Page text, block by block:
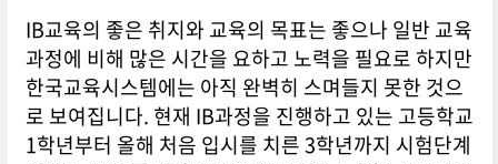
IB교육의 좋은 취지와 교육의 목표는 좋으나 일반 교육
과정에 비해 많은 시간을 요하고 노력을 필요로 하지만
한국교육시스템에는 아직 완벽히 스며들지 못한 것으
로 보여집니다. 현재 IB과정을 진행하고 있는 고등학교
1학년부터 올해 처음 입시를 치른 3학년까지 시험단계